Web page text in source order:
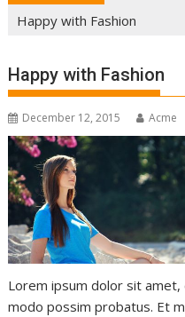
Happy with Fashion
Happy with Fashion
December 12, 2015 Acme
Lorem ipsum dolor sit
modo possim probatus. Et